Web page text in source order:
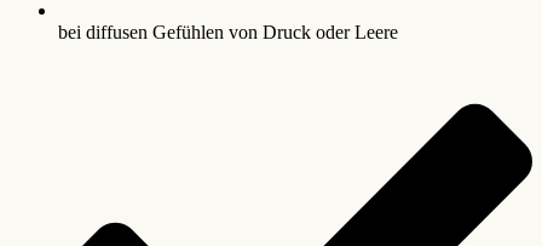
bei diffusen Gefühlen von Druck oder Leere